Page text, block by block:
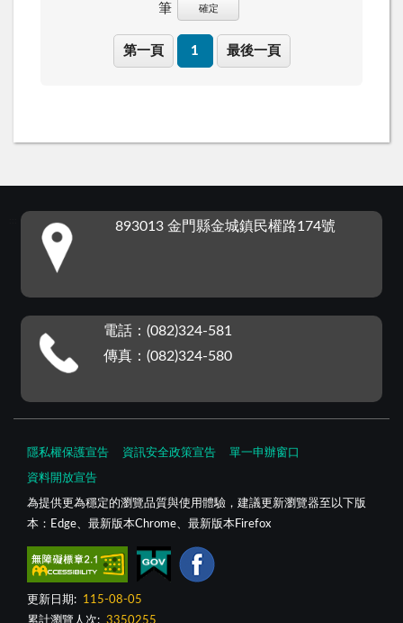
筆 確定
第一頁 1 最後一頁
893013 金門縣金城鎮民權路174號
電話：(082)324-581
傳真：(082)324-580
隱私權保護宣告 資訊安全政策宣告 單一申辦窗口
資料開放宣告
為提供更為穩定的瀏覽品質與使用體驗，建議更新瀏覽器至以下版
本：Edge、最新版本Chrome、最新版本Firefox
更新日期:
115-08-05
累計瀏覽人次: 3350255